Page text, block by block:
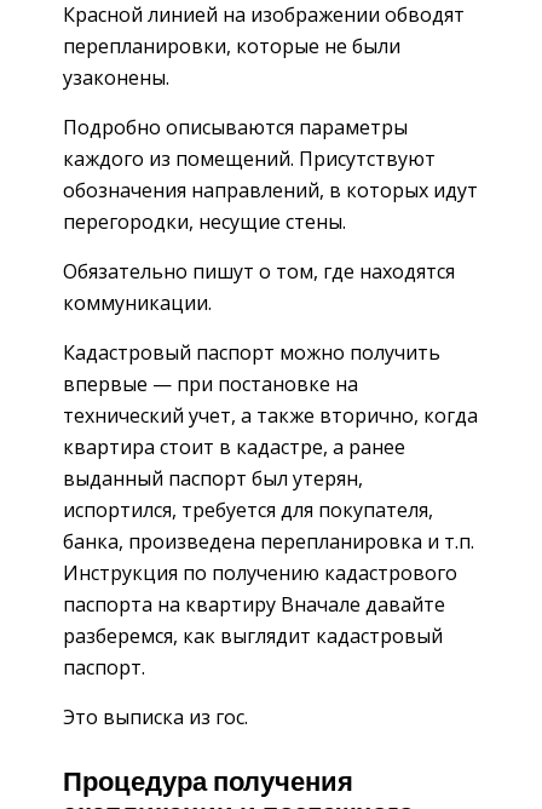
Красной линией на изображении обводят
перепланировки, которые не были
узаконены.
Подробно описываются параметры
каждого из помещений. Присутствуют
обозначения направлений, в которых идут
перегородки, несущие стены.
Обязательно пишут о том, где находятся
коммуникации.
Кадастровый паспорт можно получить
впервые — при постановке на
технический учет, а также вторично, когда
квартира стоит в кадастре, а ранее
выданный паспорт был утерян,
испортился, требуется для покупателя,
банка, произведена перепланировка и т.п.
Инструкция по получению кадастрового
паспорта на квартиру Вначале давайте
разберемся, как выглядит кадастровый
паспорт.
Это выписка из гос.
Процедура получения